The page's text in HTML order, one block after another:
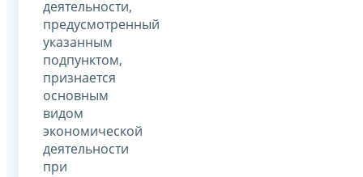
деятельности,
предусмотренный
указанным
подпунктом,
признается
основным
видом
экономической
деятельности
при